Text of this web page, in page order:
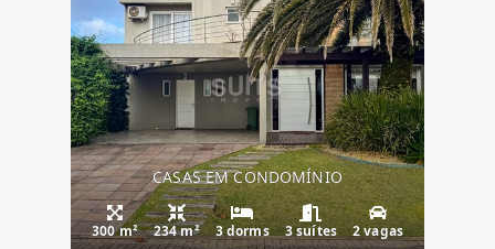
CASAS EM CONDOMÍNIO
300 m² 234 m² 3 dorms 3 suítes 2 vagas